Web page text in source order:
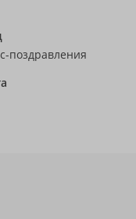
поздравления